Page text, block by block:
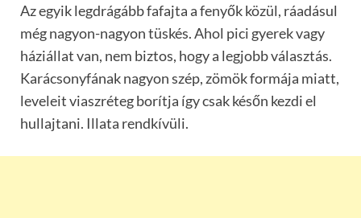
Az egyik legdrágább fafajta a fenyők közül, ráadásul
még nagyon-nagyon tüskés. Ahol pici gyerek vagy
háziállat van, nem biztos, hogy a legjobb választás.
Karácsonyfának nagyon szép, zömök formája miatt,
leveleit viaszréteg borítja így csak későn kezdi el
hullajtani. Illata rendkívüli.